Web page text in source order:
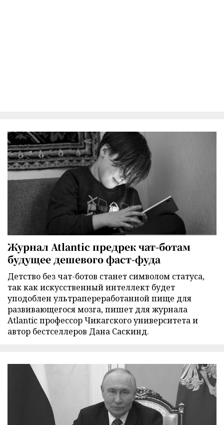
Журнал Atlantic предрек чат-ботам
будущее дешевого фаст-фуда
Детство без чат-ботов станет символом статуса,
так как искусственный интеллект будет
уподоблен ультрапереработанной пище для
развивающегося мозга, пишет для журнала
Atlantic профессор Чикагского университета и
автор бестселлеров Дана Саскинд.